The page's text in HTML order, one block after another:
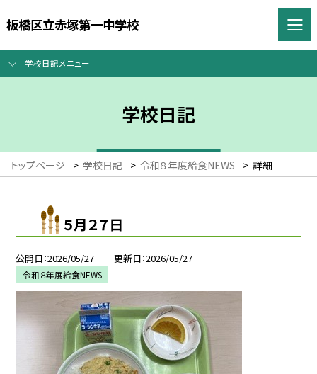
板橋区立赤塚第一中学校
学校日記メニュー
学校日記
トップページ > 学校日記 > 令和８年度給食NEWS > 詳細
５月２７日
公開日 2026/05/27 更新日 2026/05/27
令和８年度給食NEWS